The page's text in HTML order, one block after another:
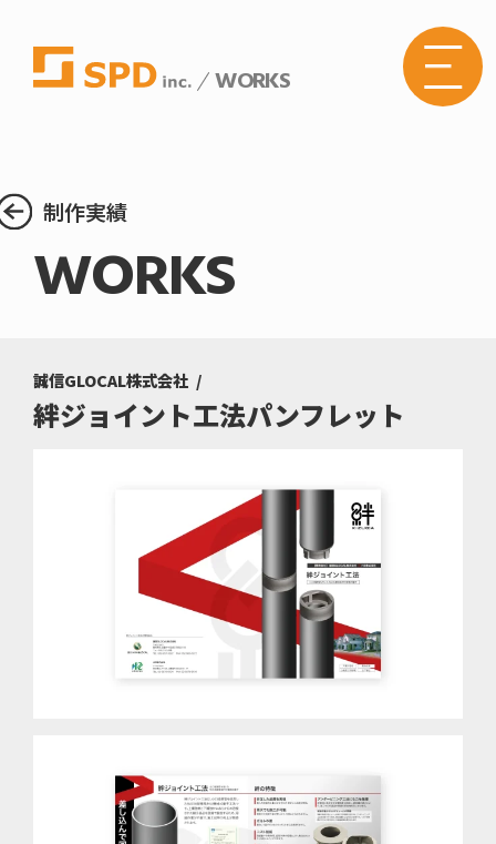
WORKS
制作実績
WORKS
誠信GLOCAL株式会社
絆ジョイント工法パンフレット